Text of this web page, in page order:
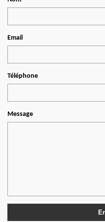
Email
Téléphone
Message